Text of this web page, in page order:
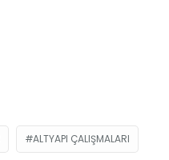
ALTYAPI ÇALIŞMALARI